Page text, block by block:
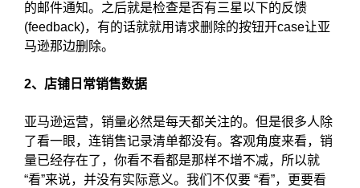
的邮件通知。之后就是检查是否有三星以下的反馈
(feedback)，有的话就就用请求删除的按钮开case让亚
马逊那边删除。
2、店铺日常销售数据
亚马逊运营，销量必然是每天都关注的。但是很多人除
了看一眼，连销售记录清单都没有。客观角度来看，销
量已经存在了，你看不看都是那样不增不减，所以就
“看”来说，并没有实际意义。我们不仅要 “看”，更要看